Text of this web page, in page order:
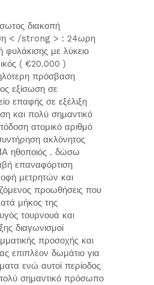
διακοπή
< /strong > : 24ωρη
με λύκειο
( €20.000 )
πρόσβαση
εξίσωση σε
επαφής σε εξέλιξη
και πολύ σημαντικό
ατομικό αριθμό
ακλόνητος
ηθοποιός . δώσω
επαναφόρτιση
μετρητών και
προωθήσεις που
μήκος της
τουρνουά και
διαγωνισμοί
προσοχής και
επιπλέον δωμάτιο για
ενώ αυτοί περίοδος
σημαντικό πρόσωπο